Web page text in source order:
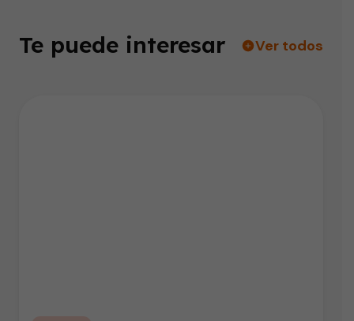
Te puede interesar Ver todos